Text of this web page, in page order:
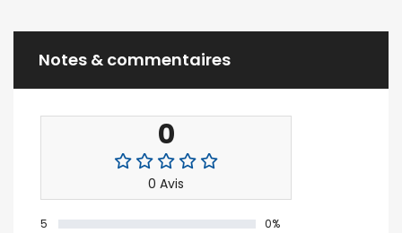
Notes & commentaires
0
0 Avis
5
0%